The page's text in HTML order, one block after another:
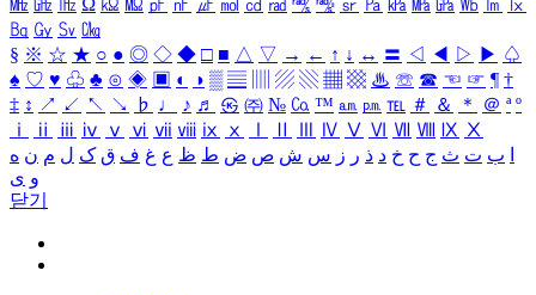
㎒ ㎓ ㎔ Ω ㏀ ㏁ ㎊ ㎋ ㎌ ㏖ ㏅ ㎭ ㎮ ㎯ ㏛ ㎩ ㎪ ㎫ ㎬ ㏝ ㏐
㏓
㏃ ㏉ ㏜ ㏆
§ ※ ☆ ★ ○ ● ◎ ◇ ◆ □ ■ △ ▽ → ← ↑ ↓ ↔ 〓 ◁ ◀ ▷ ▶ ♤
♠ ♡ ♥ ♧ ♣ ⊙ ◈ ▣ ◐ ◑ ▒ ▤ ▨ ▧ ▦ ▩ ♨ ☏ ☎ ☜ ☞ ¶ †
‡ ↕ ↗ ↙ ↖ ↘ ♭ ♩ ♪ ♬ ㉿ ㈜ № ㏇ ™ ㏂ ㏘ ℡ ＃ ＆ ＊ ＠ ª º
ⅰ
ⅱ ⅲ ⅳ ⅴ ⅵ ⅶ ⅷ ⅸ ⅹ Ⅳ Ⅴ Ⅵ Ⅶ Ⅷ Ⅸ Ⅹ
ب ت ث ج ح خ د ذ ر ز س ش ص ض ط ظ ع غ ف ق ک ل م ن ه
و ی
닫기